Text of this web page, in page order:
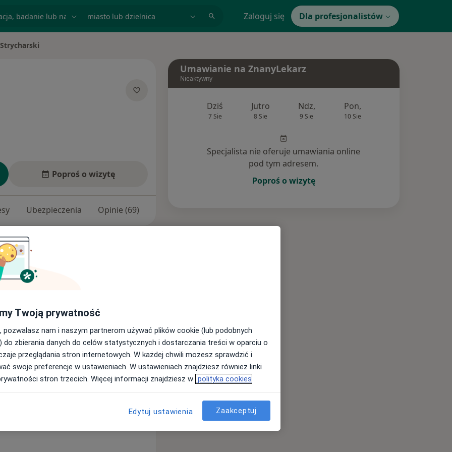
Zaloguj się Dla profesjonalistów
Poproś o wizytę
Ubezpieczenia Opinie (69)
w zakresie ortopedii i
barku Łokieć tenisisty +5a11y_sr_more_diseases
Umawianie na ZnanyLekarz
Nieaktywny
Dziś
7 Sie
Jutro
8 Sie
Ndz,
9 Sie
Pon,
10 Sie
Specjalista nie oferuje umawiania online
pod tym adresem.
Poproś o wizytę
Twoją prywatność
pozwalasz nam i naszym partnerom używać plików cookie (lub podobnych
do zbierania danych do celów statystycznych i dostarczania treści w oparciu o
przeglądania stron internetowych. W każdej chwili możesz sprawdzić i
swoje preferencje w ustawieniach. W ustawieniach znajdziesz również linki
stron trzecich. Więcej informacji znajdziesz w polityka cookies
Edytuj ustawienia Zaakceptuj